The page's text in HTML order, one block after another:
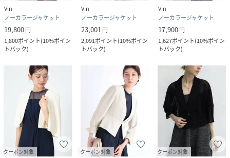
ポケット | なし
裏地 | なし
サイズ 9号
063111428-13-09 KC1159
Vin
ノーカラージャケット
19,800円
1,800ポイント(10%ポイン
トバック)
Vin
ノーカラージャケット
23,001円
2,091ポイント(10%ポイン
トバック)
Vin
ノーカラージャケット
17,900円
1,627ポイント(10%ポイン
トバック)
クーポン対象 クーポン対象 クーポン対象